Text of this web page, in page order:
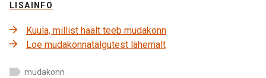
LISAINFO
Kuula, millist häält teeb mudakonn
Loe mudakonnatalgutest lähemalt
mudakonn